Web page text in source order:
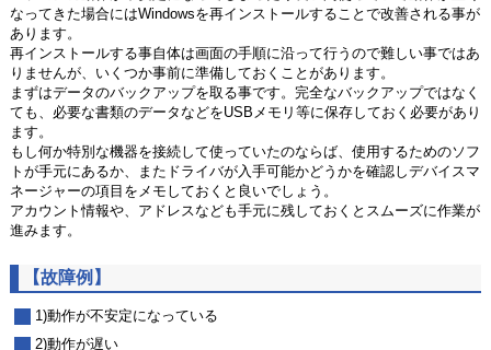
なってきた場合にはWindowsを再インストールすることで改善される事が
あります。
再インストールする事自体は画面の手順に沿って行うので難しい事ではあ
りませんが、いくつか事前に準備しておくことがあります。
まずはデータのバックアップを取る事です。完全なバックアップではなく
ても、必要な書類のデータなどをUSBメモリ等に保存しておく必要があり
ます。
もし何か特別な機器を接続して使っていたのならば、使用するためのソフ
トが手元にあるか、またドライバが入手可能かどうかを確認しデバイスマ
ネージャーの項目をメモしておくと良いでしょう。
アカウント情報や、アドレスなども手元に残しておくとスムーズに作業が
進みます。
【故障例】
1)動作が不安定になっている
2)動作が遅い